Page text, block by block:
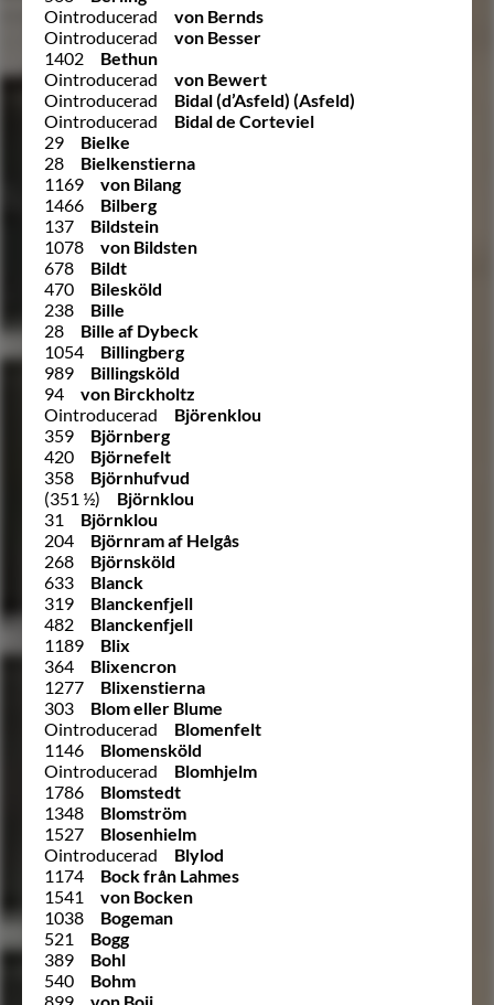
Ointroducerad
von Bernds
Ointroducerad
von Besser
1402
Bethun
Ointroducerad
von Bewert
Ointroducerad
Bidal (d’Asfeld) (Asfeld)
Ointroducerad
Bidal de Corteviel
29
Bielke
28
Bielkenstierna
1169
von Bilang
1466
Bilberg
137
Bildstein
1078
von Bildsten
678
Bildt
470
Bilesköld
238
Bille
28
Bille af Dybeck
1054
Billingberg
989
Billingsköld
94
von Birckholtz
Ointroducerad
Björenklou
359
Björnberg
420
Björnefelt
358
Björnhufvud
(351 ½)
Björnklou
31
Björnklou
204
Björnram af Helgås
268
Björnsköld
633
Blanck
319
Blanckenfjell
482
Blanckenfjell
1189
Blix
364
Blixencron
1277
Blixenstierna
303
Blom eller Blume
Ointroducerad
Blomenfelt
1146
Blomensköld
Ointroducerad
Blomhjelm
1786
Blomstedt
1348
Blomström
1527
Blosenhielm
Ointroducerad
Blylod
1174
Bock från Lahmes
1541
von Bocken
1038
Bogeman
521
Bogg
389
Bohl
540
Bohm
899
von Boij